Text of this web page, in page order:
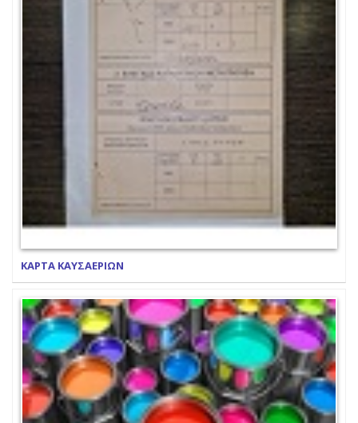
ΚΑΡΤΑ ΚΑΥΣΑΕΡΙΩΝ